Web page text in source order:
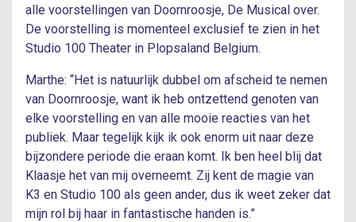
alle voorstellingen van Doornroosje, De Musical over.
De voorstelling is momenteel exclusief te zien in het
Studio 100 Theater in Plopsaland Belgium.
Marthe: “Het is natuurlijk dubbel om afscheid te nemen
van Doornroosje, want ik heb ontzettend genoten van
elke voorstelling en van alle mooie reacties van het
publiek. Maar tegelijk kijk ik ook enorm uit naar deze
bijzondere periode die eraan komt. Ik ben heel blij dat
Klaasje het van mij overneemt. Zij kent de magie van
K3 en Studio 100 als geen ander, dus ik weet zeker dat
mijn rol bij haar in fantastische handen is.”